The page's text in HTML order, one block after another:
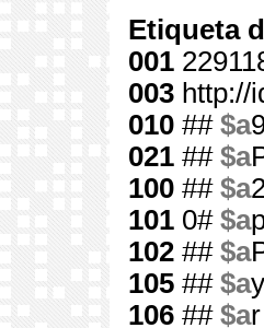
Etiqueta
001
003 http://
010 ## $a
021 ## $a
100 ## $a
101 0# $a
102 ## $a
105 ## $a
106 ## $ar